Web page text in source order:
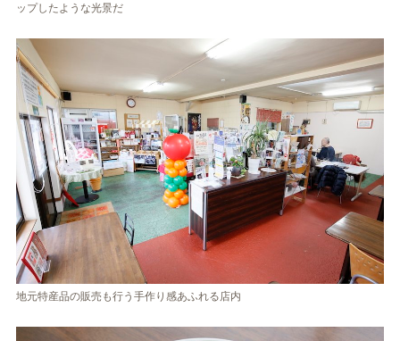
ップしたような光景だ
地元特産品の販売も行う手作り感あふれる店内